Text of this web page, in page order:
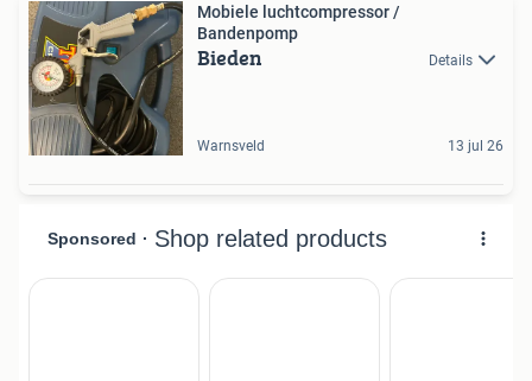
Mobiele luchtcompressor /
Bandenpomp
Bieden Details
Warnsveld 13 jul 26